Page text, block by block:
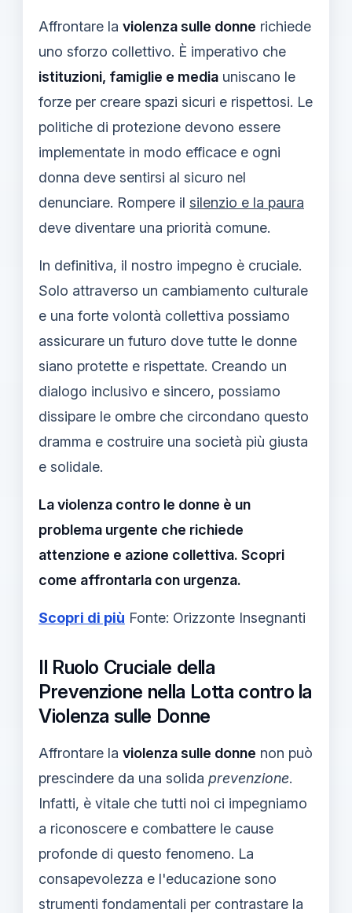
Affrontare la violenza sulle donne richiede
uno sforzo collettivo. È imperativo che
istituzioni, famiglie e media uniscano le
forze per creare spazi sicuri e rispettosi. Le
politiche di protezione devono essere
implementate in modo efficace e ogni
donna deve sentirsi al sicuro nel
denunciare. Rompere il silenzio e la paura
deve diventare una priorità comune.
In definitiva, il nostro impegno è cruciale.
Solo attraverso un cambiamento culturale
e una forte volontà collettiva possiamo
assicurare un futuro dove tutte le donne
siano protette e rispettate. Creando un
dialogo inclusivo e sincero, possiamo
dissipare le ombre che circondano questo
dramma e costruire una società più giusta
e solidale.
La violenza contro le donne è un
problema urgente che richiede
attenzione e azione collettiva. Scopri
come affrontarla con urgenza.
Scopri di più Fonte: Orizzonte Insegnanti
Il Ruolo Cruciale della
Prevenzione nella Lotta contro la
Violenza sulle Donne
Affrontare la violenza sulle donne non può
prescindere da una solida prevenzione.
Infatti, è vitale che tutti noi ci impegniamo
a riconoscere e combattere le cause
profonde di questo fenomeno. La
consapevolezza e l'educazione sono
strumenti fondamentali per contrastare la